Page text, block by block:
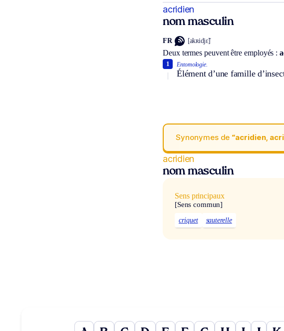
acridien
nom masculin
FR [akʀidjɛ̃]
Deux termes peuvent être employés :
Entomologie.
Élément d’une famille
1
Synonymes de “acridien,
acridien
nom masculin
Sens principaux
[Sens commun]
criquet sauterelle